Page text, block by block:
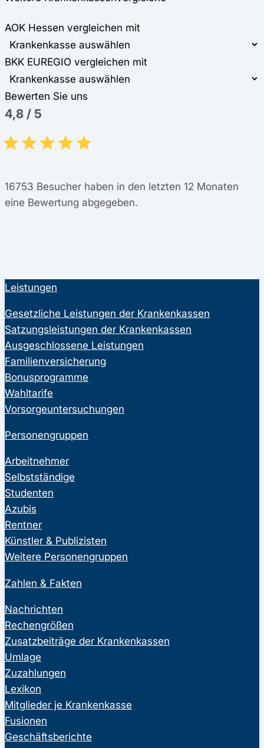
AOK Hessen vergleichen mit
BKK EUREGIO vergleichen mit
Bewerten Sie uns
4,8 / 5
16753 Besucher haben in den letzten 12 Monaten
eine Bewertung abgegeben.
Leistungen
Gesetzliche Leistungen der Krankenkassen
Satzungsleistungen der Krankenkassen
Ausgeschlossene Leistungen
Familienversicherung
Bonusprogramme
Wahltarife
Vorsorgeuntersuchungen
Personengruppen
Arbeitnehmer
Selbstständige
Studenten
Azubis
Rentner
Künstler & Publizisten
Weitere Personengruppen
Zahlen & Fakten
Nachrichten
Rechengrößen
Zusatzbeiträge der Krankenkassen
Umlage
Zuzahlungen
Lexikon
Mitglieder je Krankenkasse
Fusionen
Geschäftsberichte